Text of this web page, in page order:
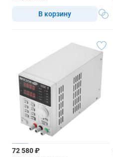
В корзину
72 580 ₽